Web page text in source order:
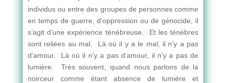
individus ou entre des groupes de personnes comme
en temps de guerre, d’oppression ou de génocide, il
s’agit d’une expérience ténébreuse. Et les ténèbres
sont reliées au mal. Là où il y a le mal, il n’y a pas
d’amour. Là où il n’y a pas d’amour, il n’y a pas de
lumière. Très souvent, quand nous parlons de la
noirceur comme étant absence de lumière et